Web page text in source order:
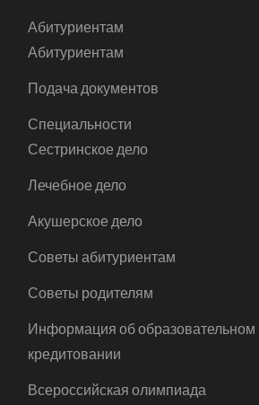
Абитуриентам
Абитуриентам
Подача документов
Специальности
Сестринское дело
Лечебное дело
Акушерское дело
Советы абитуриентам
Советы родителям
Информация об образовательном
кредитовании
Всероссийская олимпиада